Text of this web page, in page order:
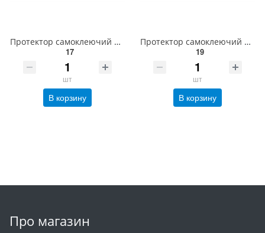
Протектор самоклеючий антиковзкий VOREL, 40мм, набір 4шт. (білі) [60/720] 74835
17
шт
В корзину
Протектор самоклеючий повстяний VOREL, 28х28мм, набір 12шт. [60/720] 74843
19
шт
В корзину
Про магазин